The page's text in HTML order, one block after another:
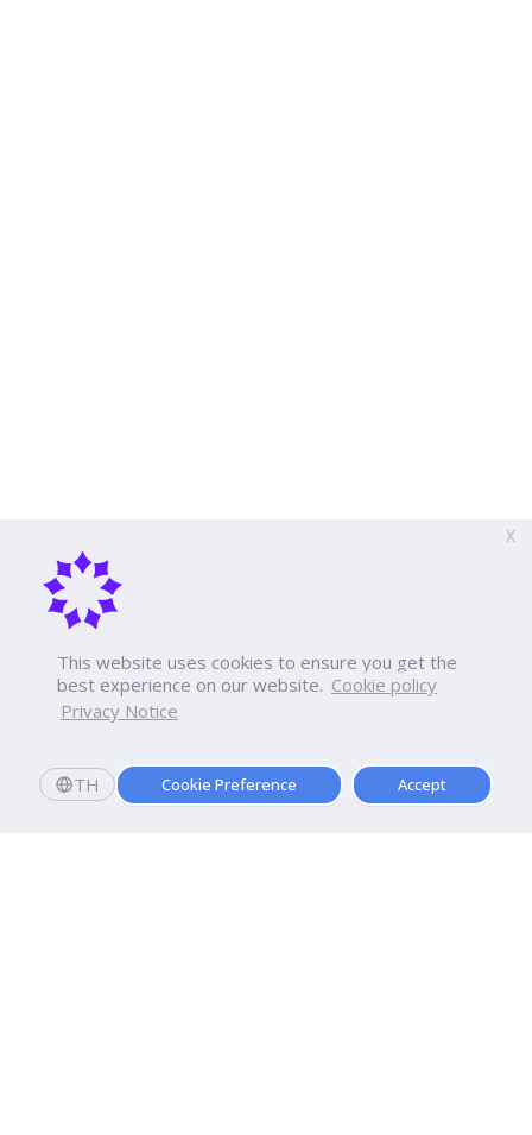
This website uses cookies to ensure you get the
best experience on our website. Cookie policy
Privacy Notice
TH Cookie Preference Accept
X